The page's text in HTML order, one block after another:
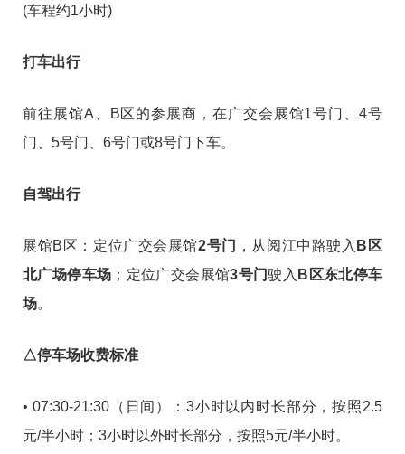
(车程约1小时)
打车出行
前往展馆A、B区的参展商，在广交会展馆1号门、4号
门、5号门、6号门或8号门下车。
自驾出行
展馆B区：定位广交会展馆2号门 ，从阅江中路驶入 B区
北广场停车场 ；定位广交会展馆3号门驶入 B区东北停车
场。
△停车场收费标准
• 07:30-21:30（日间）：3小时以内时长部分，按照2.5
元/半小时；3小时以外时长部分，按照5元/半小时。